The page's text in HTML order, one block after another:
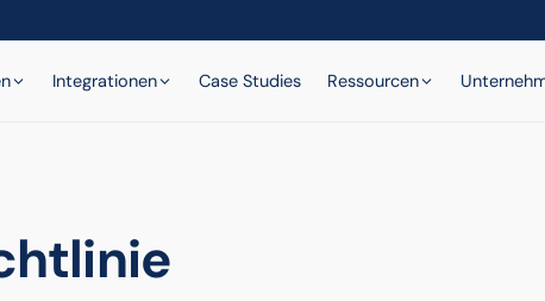
Integrationen Case Studies Ressourcen